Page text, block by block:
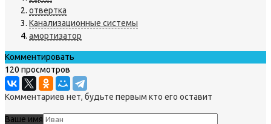
отвертка
Канализационные системы
амортизатор
Комментировать
120 просмотров
Комментариев нет, будьте первым кто его оставит
Ваше имя